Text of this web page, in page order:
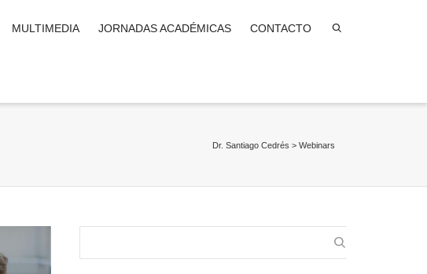
MULTIMEDIA JORNADAS ACADÉMICAS CONTACTO
Dr. Santiago Cedrés > Webinars